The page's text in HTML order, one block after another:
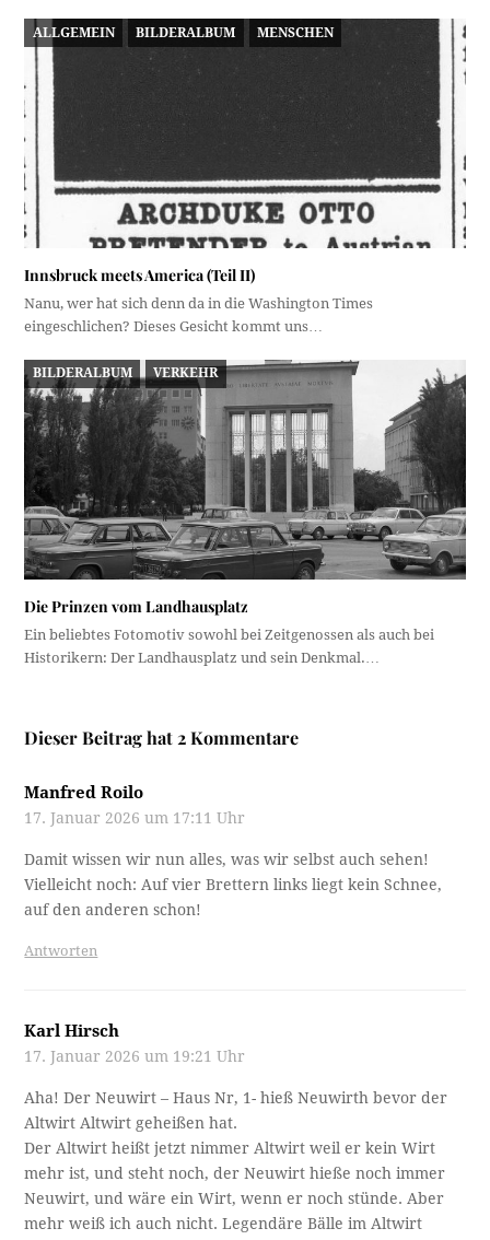
ALLGEMEIN BILDERALBUM MENSCHEN
Innsbruck meets America (Teil II)
Nanu, wer hat sich denn da in die Washington Times
eingeschlichen? Dieses Gesicht kommt uns…
BILDERALBUM VERKEHR
Die Prinzen vom Landhausplatz
Ein beliebtes Fotomotiv sowohl bei Zeitgenossen als auch bei
Historikern: Der Landhausplatz und sein Denkmal.…
Dieser Beitrag hat 2 Kommentare
Manfred Roilo
17. Januar 2026 um 17:11 Uhr
Damit wissen wir nun alles, was wir selbst auch sehen!
Vielleicht noch: Auf vier Brettern links liegt kein Schnee,
auf den anderen schon!
Antworten
Karl Hirsch
17. Januar 2026 um 19:21 Uhr
Aha! Der Neuwirt – Haus Nr, 1- hieß Neuwirth bevor der
Altwirt Altwirt geheißen hat.
Der Altwirt heißt jetzt nimmer Altwirt weil er kein Wirt
mehr ist, und steht noch, der Neuwirt hieße noch immer
Neuwirt, und wäre ein Wirt, wenn er noch stünde. Aber
mehr weiß ich auch nicht. Legendäre Bälle im Altwirt